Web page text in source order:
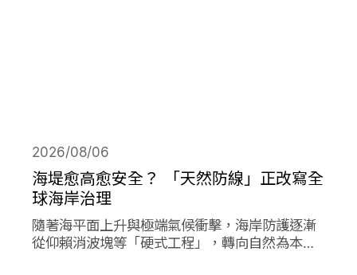
海堤愈高愈安全？ 「天然防線」正改寫全
球海岸治理
2026/08/06
隨著海平面上升與極端氣候衝擊，海岸防護逐漸
從仰賴消波塊等「硬式工程」，轉向自然為本的